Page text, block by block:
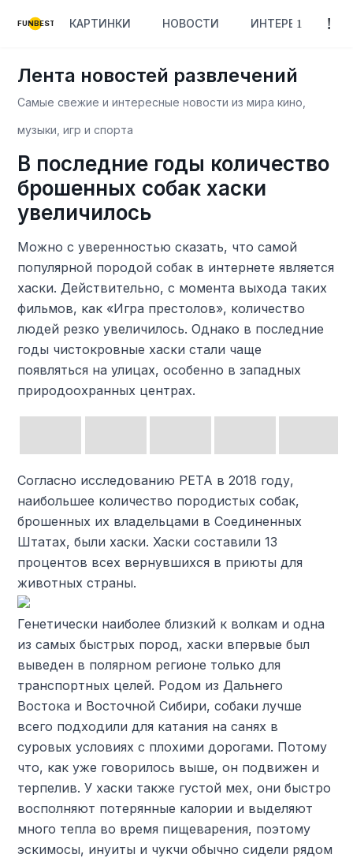
FUNBEST КАРТИНКИ НОВОСТИ ИНТЕРЕСНОЕ
Лента новостей развлечений
Самые свежие и интересные новости из мира кино,
музыки, игр и спорта
В последние годы количество
брошенных собак хаски
увеличилось
Можно с уверенностью сказать, что самой
популярной породой собак в интернете является
хаски. Действительно, с момента выхода таких
фильмов, как «Игра престолов», количество
людей резко увеличилось. Однако в последние
годы чистокровные хаски стали чаще
появляться на улицах, особенно в западных
природоохранных центрах.
Согласно исследованию PETA в 2018 году,
наибольшее количество породистых собак,
брошенных их владельцами в Соединенных
Штатах, были хаски. Хаски составили 13
процентов всех вернувшихся в приюты для
животных страны.
Генетически наиболее близкий к волкам и одна
из самых быстрых пород, хаски впервые был
выведен в полярном регионе только для
транспортных целей. Родом из Дальнего
Востока и Восточной Сибири, собаки лучше
всего подходили для катания на санях в
суровых условиях с плохими дорогами. Потому
что, как уже говорилось выше, он подвижен и
терпелив. У хаски также густой мех, они быстро
восполняют потерянные калории и выделяют
много тепла во время пищеварения, поэтому
эскимосы, инуиты и чукчи обычно сидели рядом